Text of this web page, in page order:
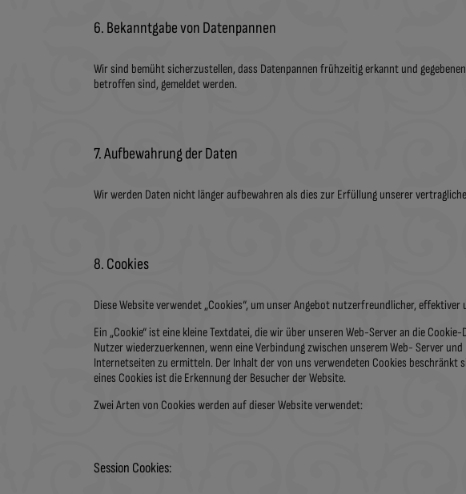
6. Bekanntgabe von Datenpannen
Wir sind bemüht sicherzustellen, dass Datenpannen frühzeitig erkannt und
betroffen sind, gemeldet werden.
7. Aufbewahrung der Daten
Wir werden Daten nicht länger aufbewahren als dies zur Erfüllung unserer
8. Cookies
Diese Website verwendet „Cookies“, um unser Angebot nutzerfreundlicher, effektiver
Ein „Cookie“ ist eine kleine Textdatei, die wir über unseren Web-Server an die
Nutzer wiederzuerkennen, wenn eine Verbindung zwischen unserem Web- Server
Internetseiten zu ermitteln. Der Inhalt der von uns verwendeten Cookies
eines Cookies ist die Erkennung der Besucher der Website.
Zwei Arten von Cookies werden auf dieser Website verwendet:
Session Cookies: